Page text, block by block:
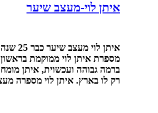
איתן לוי-מעצב שיער
איתן
ברמה גבוהה ועכשוית, איתן
רק לו בארץ. איתן לוי מספרה